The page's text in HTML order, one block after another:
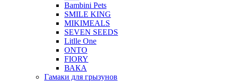
Bambini Pets
SMILE KING
MIKIMEALS
SEVEN SEEDS
Litlle One
ONTO
FIORY
ВАКА
Гамаки для грызунов